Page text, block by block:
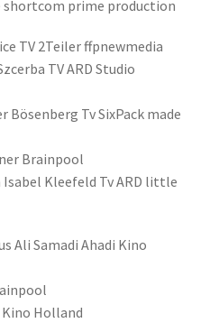
shortcom prime production
TV 2Teiler ffpnewmedia
TV ARD Studio
Bösenberg Tv SixPack made
Brainpool
Isabel Kleefeld Tv ARD little
Ali Samadi Ahadi Kino
Holland